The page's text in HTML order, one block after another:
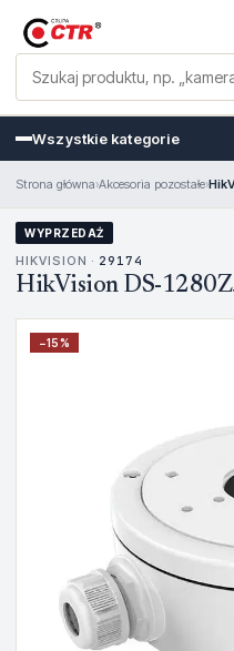
Wszystkie kategorie
Strona główna›Akcesoria pozostałe›
WYPRZEDAŻ
HIKVISION · 29174
HikVision DS-
−15%